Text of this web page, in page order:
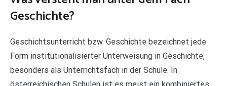
Geschichte?
Geschichtsunterricht bzw. Geschichte bezeichnet jede
Form institutionalisierter Unterweisung in Geschichte,
besonders als Unterrichtsfach in der Schule. In